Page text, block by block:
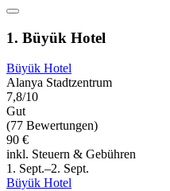
1. Büyük Hotel
Büyük Hotel
Alanya Stadtzentrum
7,8/10
Gut
(77 Bewertungen)
90 €
inkl. Steuern & Gebühren
1. Sept.–2. Sept.
Büyük Hotel